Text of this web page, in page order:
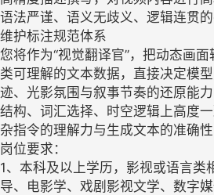
语法严谨、语义无歧义、逻辑连贯
维护标注规范体系
您将作为“视觉翻译官”，把动态画
类可理解的文本数据，直接决定模
迹、光影氛围与叙事节奏的还原能
结构、词汇选择、时空逻辑上高度
杂指令的理解力与生成文本的准确性
岗位要求：
1、本科及以上学历，影视或语言类
导、电影学、戏剧影视文学、数字